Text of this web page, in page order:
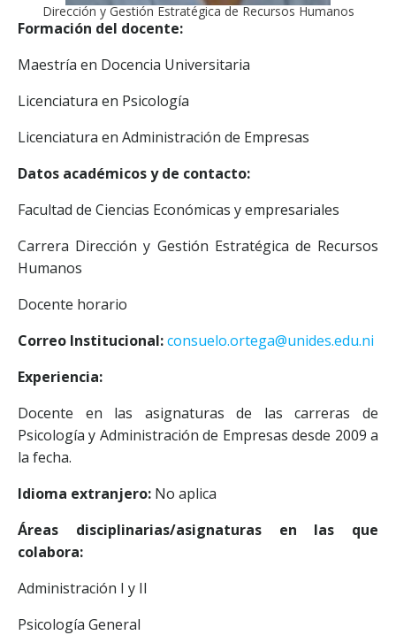
Dirección y Gestión Estratégica de Recursos Humanos
Formación del docente:
Maestría en Docencia Universitaria
Licenciatura en Psicología
Licenciatura en Administración de Empresas
Datos académicos y de contacto:
Facultad de Ciencias Económicas y empresariales
Carrera Dirección y Gestión Estratégica de Recursos
Humanos
Docente horario
Correo Institucional:consuelo.ortega@unides.edu.ni
Experiencia:
Docente en las asignaturas de las carreras de
Psicología y Administración de Empresas desde 2009 a
la fecha.
Idioma extranjero: No aplica
Áreas disciplinarias/asignaturas en las que
colabora:
Administración I y II
Psicología General